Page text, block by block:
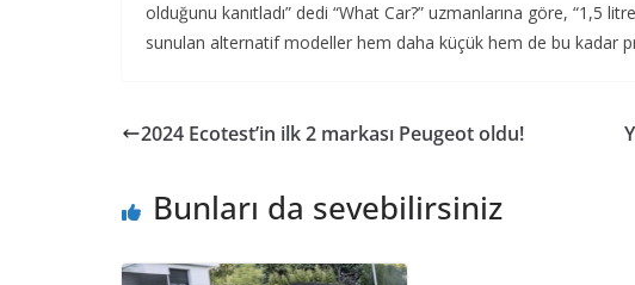
olduğunu kanıtladı” dedi “What Car?” uzmanlarına göre, “1,5
sunulan alternatif modeller hem daha küçük hem de bu kadar
2024 Ecotest’in ilk 2 markası Peugeot oldu!
Bunları da sevebilirsiniz